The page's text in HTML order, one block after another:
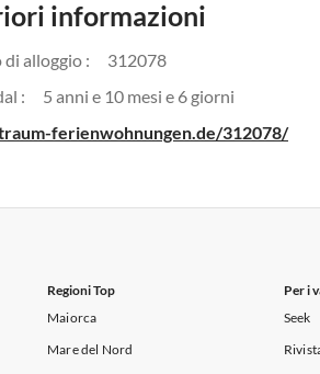
informazioni
alloggio :
312078
:
5 anni e 10 mesi e 6 giorni
ferienwohnungen.de/312078/
Regioni Top
Maiorca
Mare del Nord
Per i
Seek